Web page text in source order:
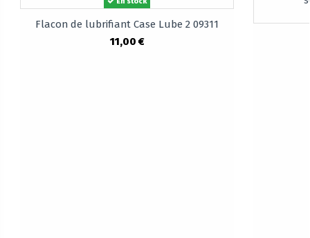
Flacon de lubrifiant Case Lube 2 09311
11,00 €